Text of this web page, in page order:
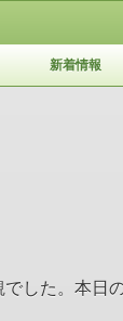
新着情報
した。本日